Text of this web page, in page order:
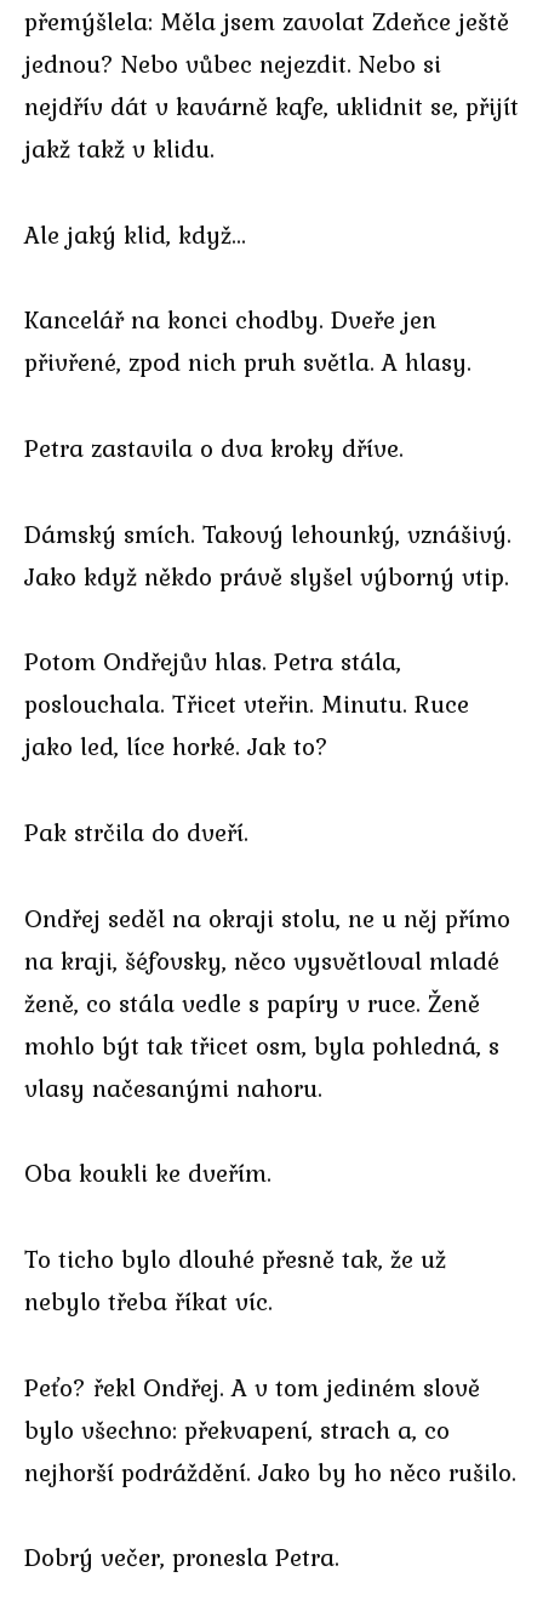
přemýšlela: Měla jsem zavolat Zdeňce ještě
jednou? Nebo vůbec nejezdit. Nebo si
nejdřív dát v kavárně kafe, uklidnit se, přijít
jakž takž v klidu.
Ale jaký klid, když…
Kancelář na konci chodby. Dveře jen
přivřené, zpod nich pruh světla. A hlasy.
Petra zastavila o dva kroky dříve.
Dámský smích. Takový lehounký, vznášivý.
Jako když někdo právě slyšel výborný vtip.
Potom Ondřejův hlas. Petra stála,
poslouchala. Třicet vteřin. Minutu. Ruce
jako led, líce horké. Jak to?
Pak strčila do dveří.
Ondřej seděl na okraji stolu, ne u něj přímo
na kraji, šéfovsky, něco vysvětloval mladé
ženě, co stála vedle s papíry v ruce. Ženě
mohlo být tak třicet osm, byla pohledná, s
vlasy načesanými nahoru.
Oba koukli ke dveřím.
To ticho bylo dlouhé přesně tak, že už
nebylo třeba říkat víc.
Peťo? řekl Ondřej. A v tom jediném slově
bylo všechno: překvapení, strach a, co
nejhorší podráždění. Jako by ho něco rušilo.
Dobrý večer, pronesla Petra.